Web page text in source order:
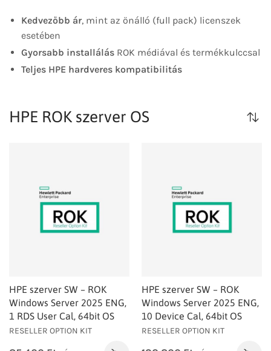
Kedvezőbb ár, mint az önálló (full pack) licenszek
esetében
Gyorsabb installálás ROK médiával és termékkulccsal
Teljes HPE hardveres kompatibilitás
HPE ROK szerver OS
HPE szerver SW – ROK
Windows Server 2025 ENG,
1 RDS User Cal, 64bit OS
RESELLER OPTION KIT
HPE szerver SW – ROK
Windows Server 2025 ENG,
10 Device Cal, 64bit OS
RESELLER OPTION KIT